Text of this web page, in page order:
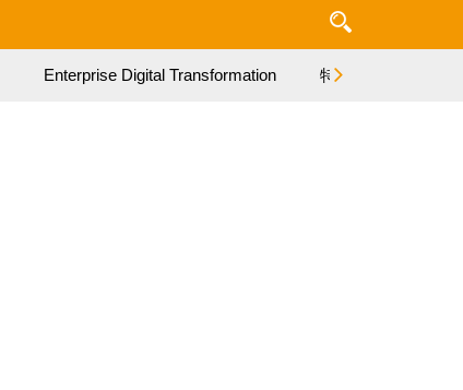
Enterprise Digital Transformation 特集